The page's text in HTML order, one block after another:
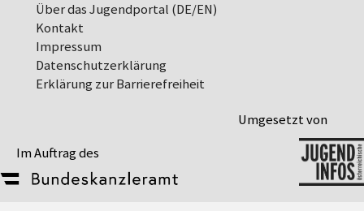
Über das Jugendportal (DE/EN)
Kontakt
Impressum
Datenschutz­erklärung
Erklärung zur Barrierefreiheit
Im Auftrag des
Umgesetzt von